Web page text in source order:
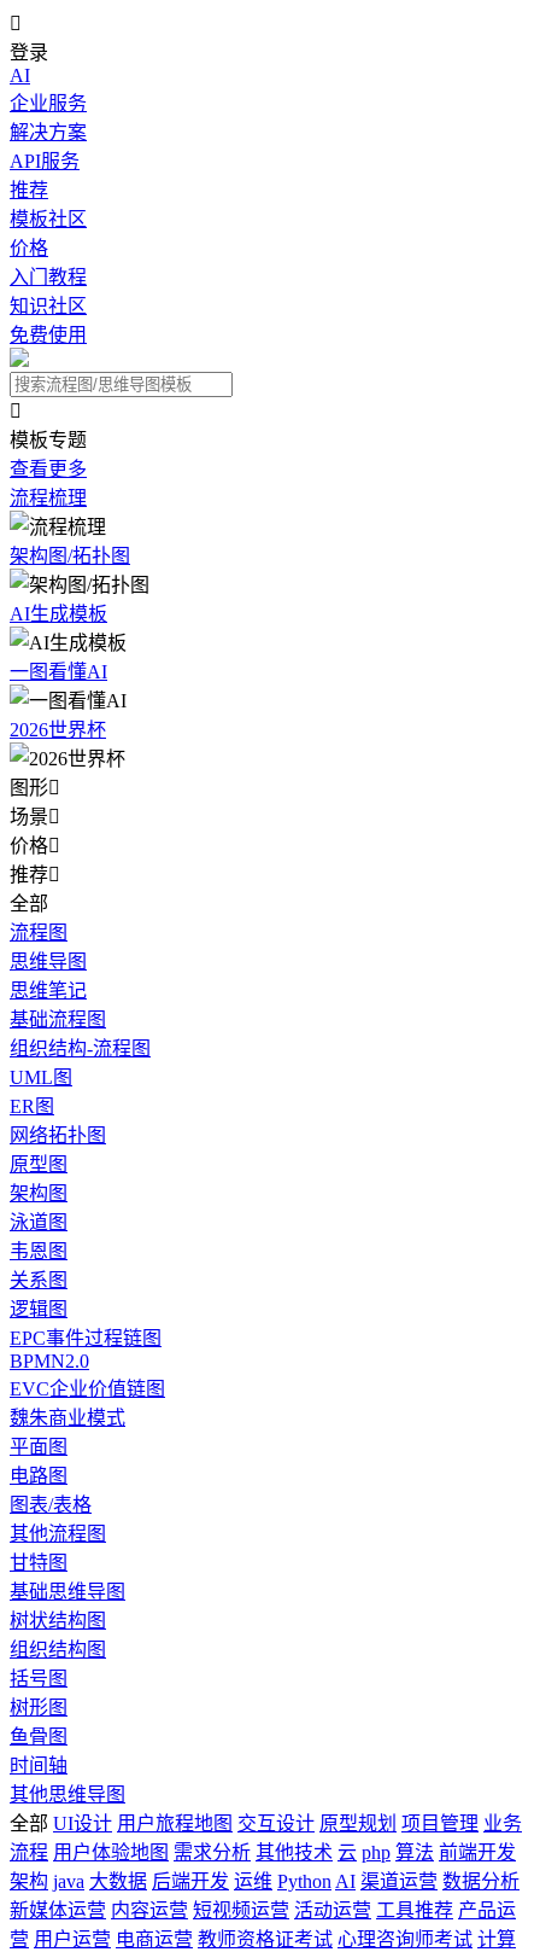

登录
AI
企业服务
解决方案
API服务
推荐
模板社区
价格
入门教程
知识社区
免费使用

模板专题
查看更多
流程梳理
架构图/拓扑图
AI生成模板
一图看懂AI
2026世界杯
图形
场景
价格
推荐
全部
流程图
思维导图
思维笔记
基础流程图
组织结构-流程图
UML图
ER图
网络拓扑图
原型图
架构图
泳道图
韦恩图
关系图
逻辑图
EPC事件过程链图
BPMN2.0
EVC企业价值链图
魏朱商业模式
平面图
电路图
图表/表格
其他流程图
甘特图
基础思维导图
树状结构图
组织结构图
括号图
树形图
鱼骨图
时间轴
其他思维导图
全部 UI设计 用户旅程地图 交互设计 原型规划 项目管理 业务
流程 用户体验地图 需求分析 其他技术 云 php 算法 前端开发
架构 java 大数据 后端开发 运维 Python AI 渠道运营 数据分析
新媒体运营 内容运营 短视频运营 活动运营 工具推荐 产品运
营 用户运营 电商运营 教师资格证考试 心理咨询师考试 计算